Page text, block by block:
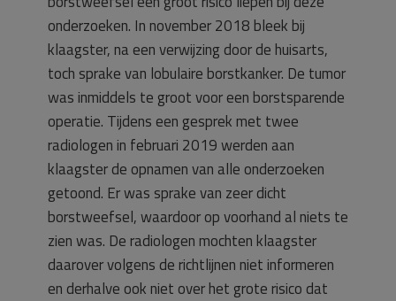
onderzoeken. In november 2018 bleek bij
klaagster, na een verwijzing door de huisarts,
toch sprake van lobulaire borstkanker. De tumor
was inmiddels te groot voor een borstsparende
operatie. Tijdens een gesprek met twee
radiologen in februari 2019 werden aan
klaagster de opnamen van alle onderzoeken
getoond. Er was sprake van zeer dicht
borstweefsel, waardoor op voorhand al niets te
zien was. De radiologen mochten klaagster
daarover volgens de richtlijnen niet informeren
en derhalve ook niet over het grote risico dat